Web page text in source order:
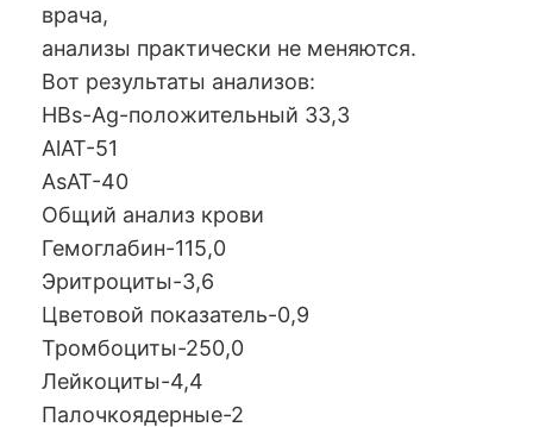
врача,
анализы практически не меняются.
Вот результаты анализов:
HBs-Ag-положительный 33,3
AlAT-51
AsAT-40
Общий анализ крови
Гемоглабин-115,0
Эритроциты-3,6
Цветовой показатель-0,9
Тромбоциты-250,0
Лейкоциты-4,4
Палочкоядерные-2